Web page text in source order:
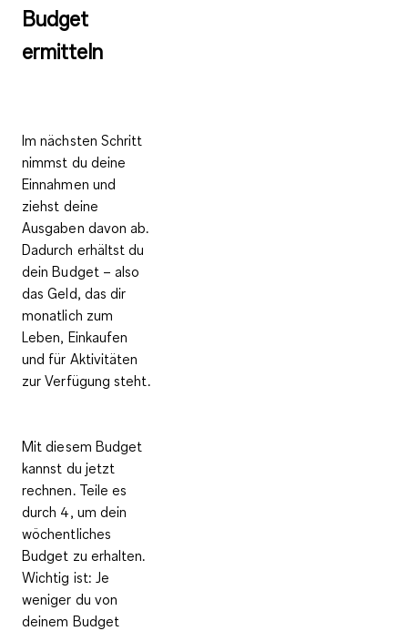
Budget
ermitteln
Im nächsten Schritt
nimmst du deine
Einnahmen und
ziehst deine
Ausgaben davon ab.
Dadurch erhältst du
deinBudget – also
das Geld, das dir
monatlich zum
Leben, Einkaufen
und für Aktivitäten
zur Verfügung steht.
Mit diesem Budget
kannst du jetzt
rechnen. Teile es
durch 4, um dein
wöchentliches
Budget zu erhalten.
Wichtig ist: Je
weniger du von
deinem Budget